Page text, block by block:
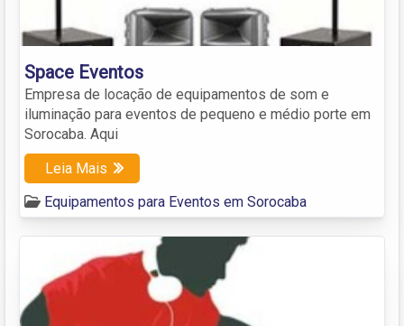
Space Eventos
Empresa de locação de equipamentos de som e
iluminação para eventos de pequeno e médio porte em
Sorocaba. Aqui
Leia Mais
Equipamentos para Eventos em Sorocaba